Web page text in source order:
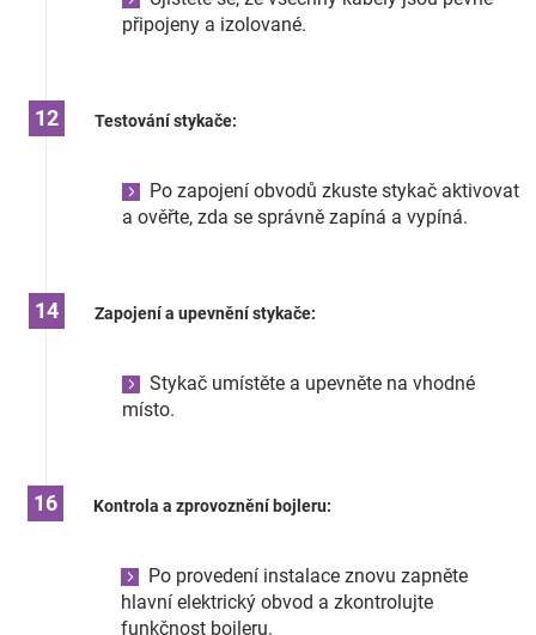
připojeny a izolované.
Testování stykače:
Po zapojení obvodů zkuste stykač aktivovat
a ověřte, zda se správně zapíná a vypíná.
Zapojení a upevnění stykače:
Stykač umístěte a upevněte na vhodné
místo.
Kontrola a zprovoznění bojleru:
Po provedení instalace znovu zapněte
hlavní elektrický obvod a zkontrolujte
funkčnost bojleru.